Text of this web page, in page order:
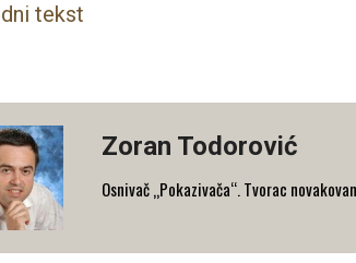
tekst
Zoran Todorović
Osnivač „Pokazivača“. Tvorac